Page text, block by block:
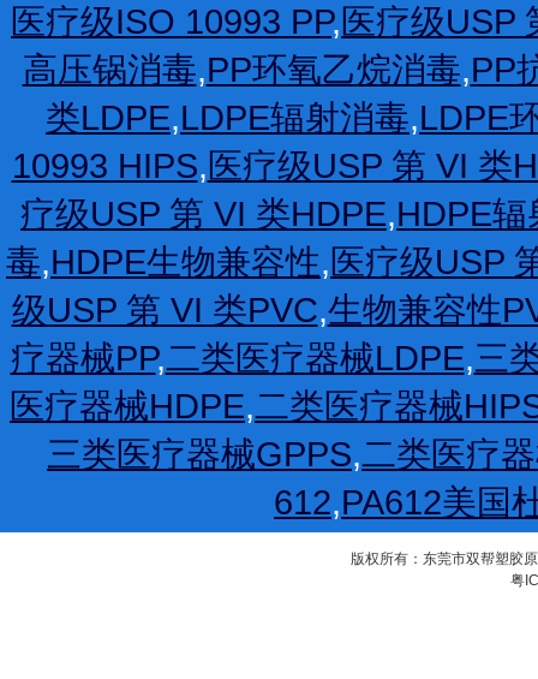
医疗级ISO 10993 PP,医疗级USP
高压锅消毒,PP环氧乙烷消毒,PP
类LDPE,LDPE辐射消毒,LDPE
10993 HIPS,医疗级USP 第 VI 类
疗级USP 第 VI 类HDPE,HDPE辐
毒,HDPE生物兼容性,医疗级USP
级USP 第 VI 类PVC,生物兼容性
疗器械PP,二类医疗器械LDPE,三
医疗器械HDPE,二类医疗器械
三类医疗器械GPPS,二类医疗
612,PA612美国
版权所有：东莞市双帮塑胶
粤